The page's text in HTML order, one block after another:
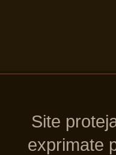
Site
exprimate